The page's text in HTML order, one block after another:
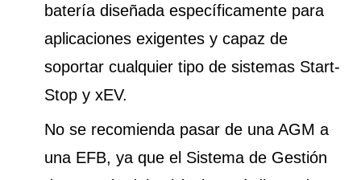
batería diseñada específicamente para
aplicaciones exigentes y capaz de
soportar cualquier tipo de sistemas Start-
Stop y xEV.
No se recomienda pasar de una AGM a
una EFB, ya que el Sistema de Gestión